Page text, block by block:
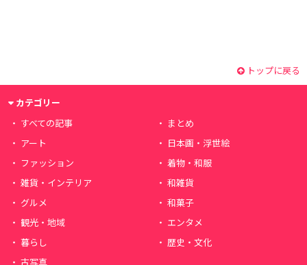
トップに戻る
カテゴリー
すべての記事
まとめ
アート
日本画・浮世絵
ファッション
着物・和服
雑貨・インテリア
和雑貨
グルメ
和菓子
観光・地域
エンタメ
暮らし
歴史・文化
古写真